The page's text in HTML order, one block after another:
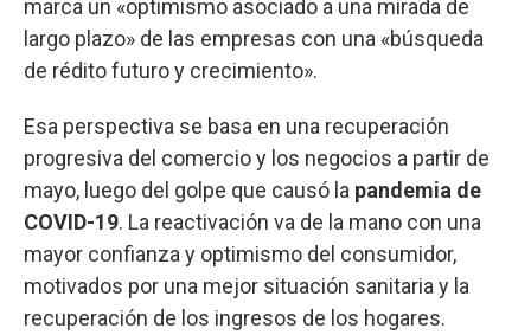
marca un «optimismo asociado a una mirada de
largo plazo» de las empresas con una «búsqueda
de rédito futuro y crecimiento».
Esa perspectiva se basa en una recuperación
progresiva del comercio y los negocios a partir de
mayo, luego del golpe que causó la pandemia de
COVID-19. La reactivación va de la mano con una
mayor confianza y optimismo del consumidor,
motivados por una mejor situación sanitaria y la
recuperación de los ingresos de los hogares.